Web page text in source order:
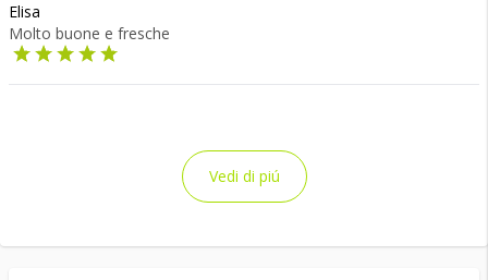
Elisa
Molto buone e fresche
Vedi di piú